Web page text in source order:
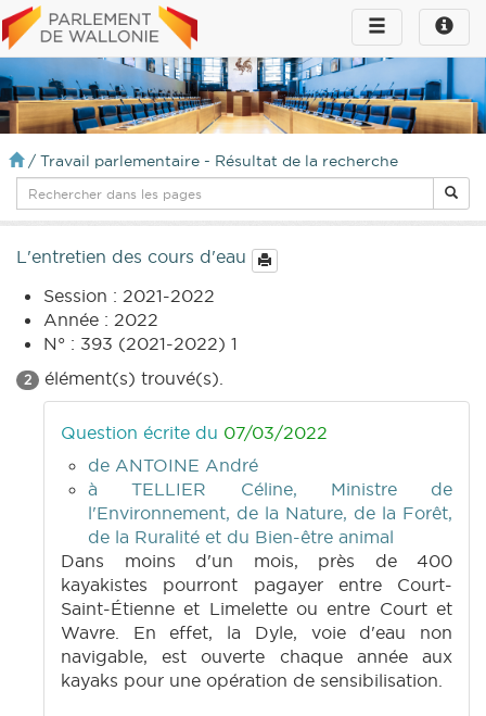
Toggle
infos
Toggle
navigation
/ Travail parlementaire - Résultat de la recherche
L'entretien des cours d'eau
Session : 2021-2022
Année : 2022
N° : 393 (2021-2022) 1
2 élément(s) trouvé(s).
Question écrite du 07/03/2022
de ANTOINE André
à TELLIER Céline, Ministre de
l'Environnement, de la Nature, de la Forêt,
de la Ruralité et du Bien-être animal
Dans moins d'un mois, près de 400
kayakistes pourront pagayer entre Court-
Saint-Étienne et Limelette ou entre Court et
Wavre. En effet, la Dyle, voie d'eau non
navigable, est ouverte chaque année aux
kayaks pour une opération de sensibilisation.